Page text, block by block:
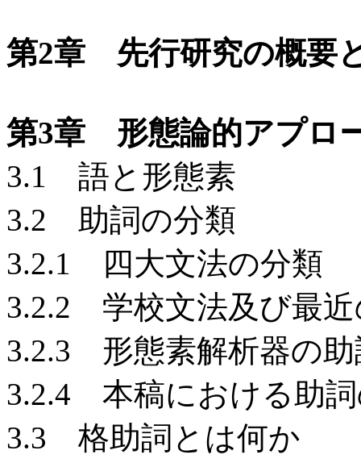
第2章 先行研究の概要
第3章 形態論的アプロ
3.1 語と形態素
3.2 助詞の分類
3.2.1 四大文法の分類
3.2.2 学校文法及び最
3.2.3 形態素解析器の助
3.2.4 本稿における助
3.3 格助詞とは何か